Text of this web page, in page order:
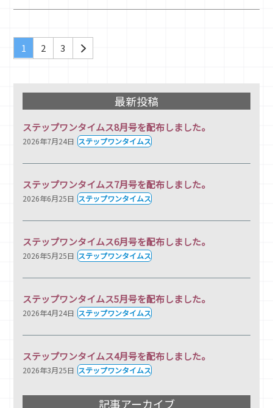
Page
1 Page
2 Page
3 Next
最新投稿
ステップワンタイムス8月号を配布しました。
2026年7月24日 ステップワンタイムス
ステップワンタイムス7月号を配布しました。
2026年6月25日 ステップワンタイムス
ステップワンタイムス6月号を配布しました。
2026年5月25日 ステップワンタイムス
ステップワンタイムス5月号を配布しました。
2026年4月24日 ステップワンタイムス
ステップワンタイムス4月号を配布しました。
2026年3月25日 ステップワンタイムス
記事アーカイブ